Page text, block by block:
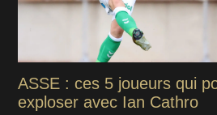
ASSE : ces 5 joueurs qui
exploser avec Ian Cathro